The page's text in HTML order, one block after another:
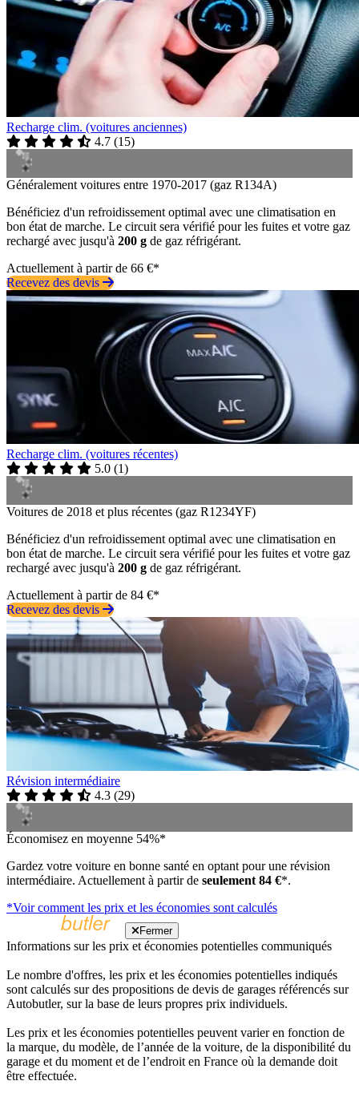
Recharge clim. (voitures anciennes)
4.7 (15)
Généralement voitures entre 1970-2017 (gaz R134A)
Bénéficiez d'un refroidissement optimal avec une climatisation en
bon état de marche. Le circuit sera vérifié pour les fuites et votre gaz
rechargé avec jusqu'à 200 g de gaz réfrigérant.
Actuellement à partir de 66 €*
Recevez des devis
Recharge clim. (voitures récentes)
5.0 (1)
Voitures de 2018 et plus récentes (gaz R1234YF)
Bénéficiez d'un refroidissement optimal avec une climatisation en
bon état de marche. Le circuit sera vérifié pour les fuites et votre gaz
rechargé avec jusqu'à 200 g de gaz réfrigérant.
Actuellement à partir de 84 €*
Recevez des devis
Révision intermédiaire
4.3 (29)
Économisez en moyenne 54%*
Gardez votre voiture en bonne santé en optant pour une révision
intermédiaire. Actuellement à partir de seulement 84 €*.
*Voir comment les prix et les économies sont calculés
Fermer
Informations sur les prix et économies potentielles communiqués
Le nombre d'offres, les prix et les économies potentielles indiqués
sont calculés sur des propositions de devis de garages référencés sur
Autobutler, sur la base de leurs propres prix individuels.
Les prix et les économies potentielles peuvent varier en fonction de
la marque, du modèle, de l’année de la voiture, de la disponibilité du
garage et du moment et de l’endroit en France où la demande doit
être effectuée.